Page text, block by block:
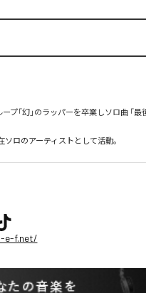
「幻」のラッパーを卒業しソロ曲 「最
e-f.net/